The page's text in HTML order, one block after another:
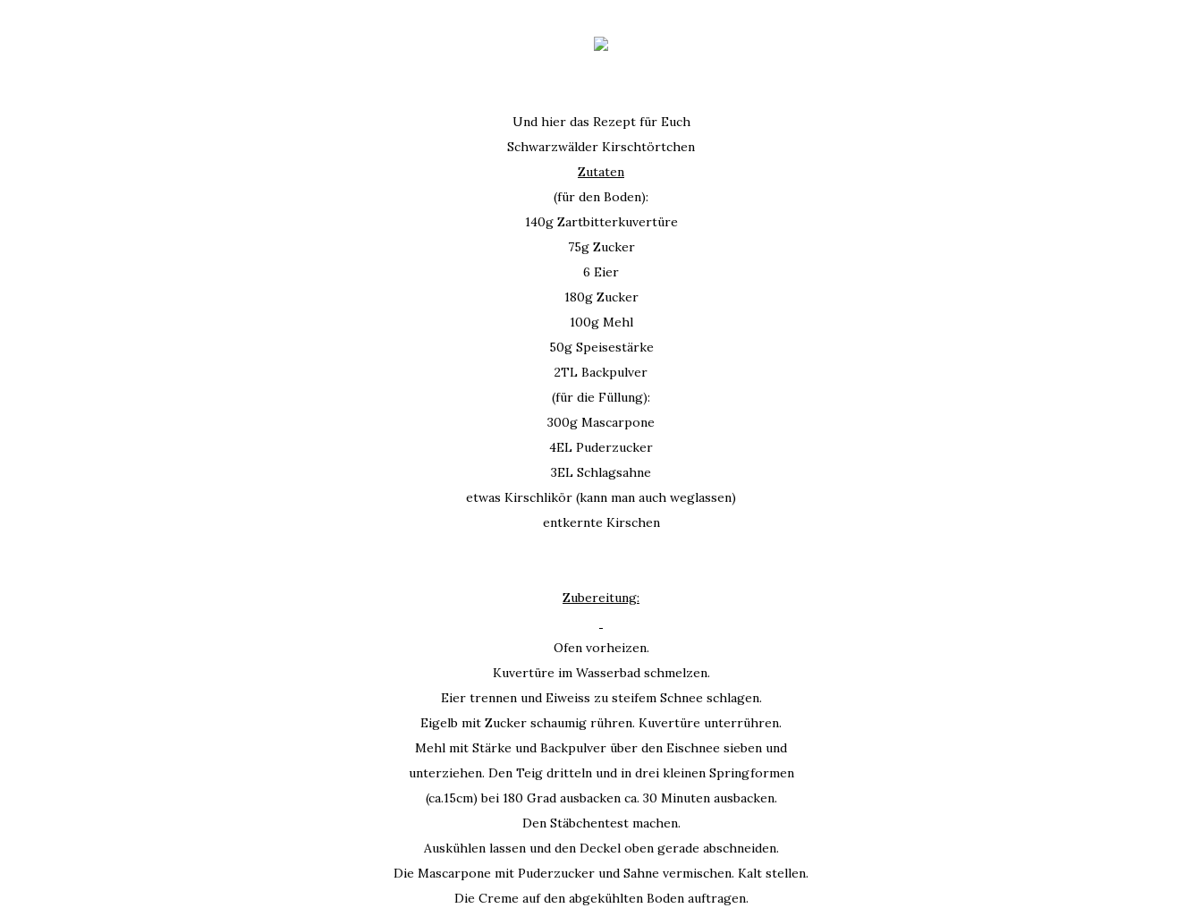
Und hier das Rezept für Euch
Schwarzwälder Kirschtörtchen
Zutaten
(für den Boden):
140g Zartbitterkuvertüre
75g Zucker
6 Eier
180g Zucker
100g Mehl
50g Speisestärke
2TL Backpulver
(für die Füllung):
300g Mascarpone
4EL Puderzucker
3EL Schlagsahne
etwas Kirschlikör (kann man auch weglassen)
entkernte Kirschen
Zubereitung:
Ofen vorheizen.
Kuvertüre im Wasserbad schmelzen.
Eier trennen und Eiweiss zu steifem Schnee schlagen.
Eigelb mit Zucker schaumig rühren. Kuvertüre unterrühren.
Mehl mit Stärke und Backpulver über den Eischnee sieben und
unterziehen. Den Teig dritteln und in drei kleinen Springformen
(ca.15cm) bei 180 Grad ausbacken ca. 30 Minuten ausbacken.
Den Stäbchentest machen.
Auskühlen lassen und den Deckel oben gerade abschneiden.
Die Mascarpone mit Puderzucker und Sahne vermischen. Kalt stellen.
Die Creme auf den abgekühlten Boden auftragen.